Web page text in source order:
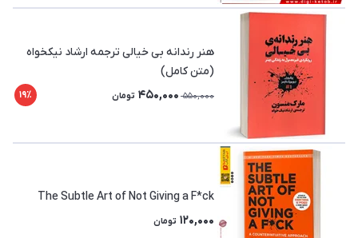
هنر رندانه بی خیالی ترجمه ارشاد نیکخواه
(متن کامل)
550,000
450,000 تومان 19٪
The Subtle Art of Not Giving a F*ck
120,000 تومان